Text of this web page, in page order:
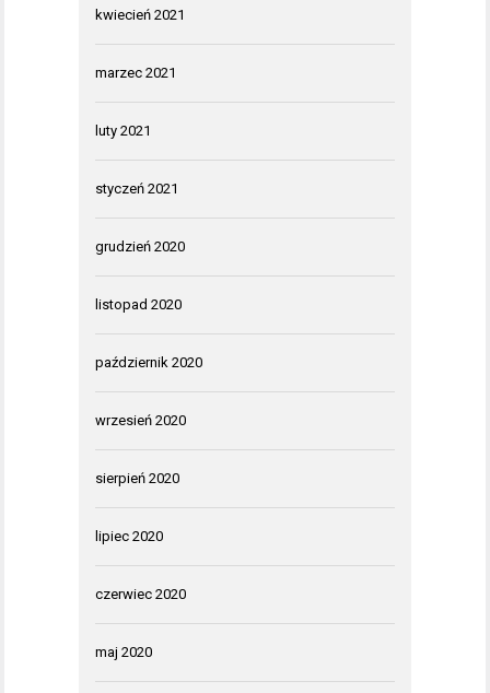
kwiecień 2021
marzec 2021
luty 2021
styczeń 2021
grudzień 2020
listopad 2020
październik 2020
wrzesień 2020
sierpień 2020
lipiec 2020
czerwiec 2020
maj 2020